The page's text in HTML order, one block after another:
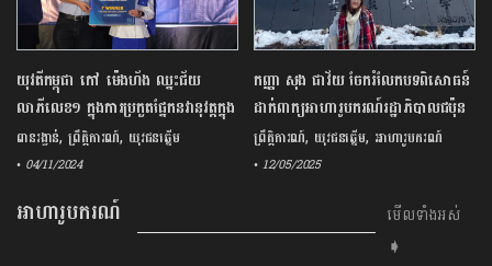
យុវតីកម្ពុជា កៅ ម៉េងហ័ង ឈ្នះជ័យ
លាភីលេខ១ ក្នុងការប្រកួតផ្នែកនវានុវត្តក្នុង
វិស័យសុខាភិបាល នៅប្រទេសឥណ្ឌូនេស៊ី
ពានរង្វាន់, ព្រឹត្តិការណ៍, យុវជនឆ្នើម
• 04/11/2024
កញ្ញា សុង ជាវ័យ ចែករំលែកបទពិសោធន៍
ដាក់ពាក្យអាហារូបករណ៍រដ្ឋាភិបាលជប៉ុន
ព្រឹត្តិការណ៍, យុវជនឆ្នើម, អាហារូបករណ៍
• 12/05/2025
អាហារូបករណ៍
មើលទាំងអស់
➧